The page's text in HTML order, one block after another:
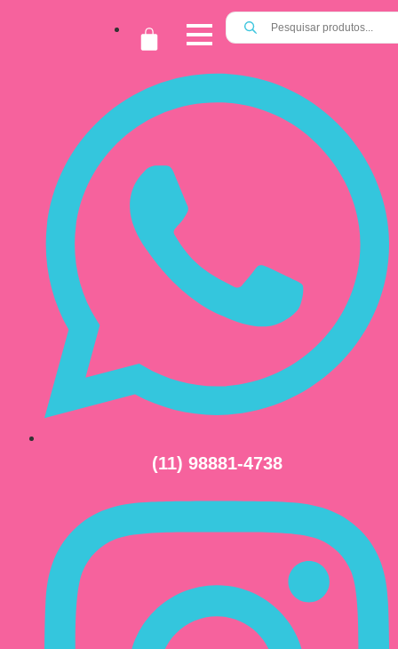
(11) 98881-4738